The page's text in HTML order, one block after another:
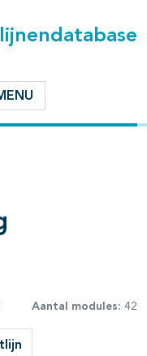
Aantal modules: 42